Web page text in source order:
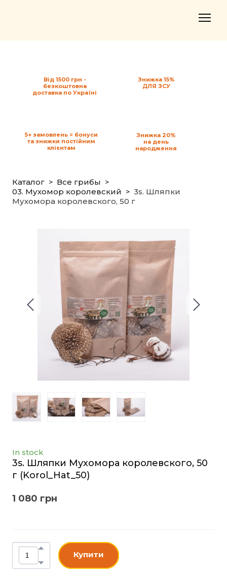
Знижка 15%
ДЛЯ ЗСУ
Від 1500 грн -
безкоштовна
доставка по Україні
5+ замовлень = бонуси
та знижки постійним
клієнтам
Знижка 20%
на день
народження
Каталог
Все грибы
03. Мухомор королевский
3s. Шляпки
Мухомора королевского, 50 г
In stock
3s. Шляпки Мухомора королевского, 50
г (Korol_Hat_50)
1 080 грн
Купити